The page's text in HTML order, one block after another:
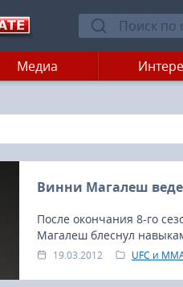
Медиа
Винни Магалеш
После окончания 8-го
Магалеш блеснул
первый бой в UFC и
19.03.2012 UFC и